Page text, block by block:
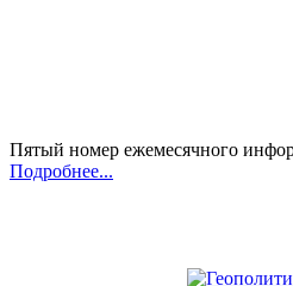
Пятый номер ежемесячного
Подробнее...